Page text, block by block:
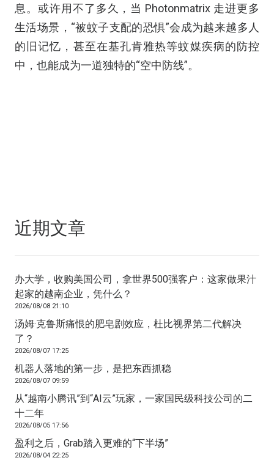
息。或许用不了多久，当 Photonmatrix 走进更多
生活场景，“被蚊子支配的恐惧”会成为越来越多人
的旧记忆，甚至在基孔肯雅热等蚊媒疾病的防控
中，也能成为一道独特的“空中防线”。
近期文章
办大学，收购美国公司，拿世界500强客户：这家做果汁
起家的越南企业，凭什么？
2026/08/08 21:10
汤姆·克鲁斯痛恨的肥皂剧效应，杜比视界第二代解决
了？
2026/08/07 17:25
机器人落地的第一步，是把东西抓稳
2026/08/07 09:59
从“越南小腾讯”到“AI云”玩家，一家国民级科技公司的二
十二年
2026/08/05 17:56
盈利之后，Grab踏入更难的“下半场”
2026/08/04 22:25